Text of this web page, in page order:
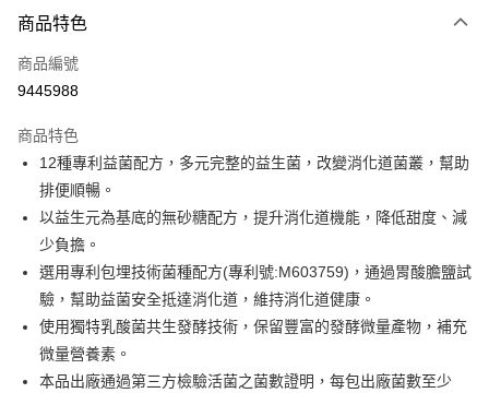
大哥付你分期
【大哥付你分期使用說明】
1.本服務由台灣大哥大提供，台灣大哥大用戶可立即使用無須另外申請。
流程，驗證手機門號後，選擇欲分期的期數、繳款截止日，確認付款後即完
成交易。
3.實際核准額度、可分期數及費用金額請依後續交易確認頁面所載為準。
4.訂單成立30分鐘內，如未前往確認交易或遇審核未通過，訂單將自動取
法說明評估內容。
【繳款方式說明】
1.分期款項不併入電信帳單，「大哥付你分期」於每月結算日後寄送繳費提
醒簡訊。
2.透過簡訊連結打開帳單後，可選擇「超商條碼／台灣大直營門市／銀行轉
帳／街口支付／iPASS MONEY」等通路繳費。
【注意事項】
1.本服務係由「台灣大哥大股份有限公司」（以下簡稱本公司）所提供，讓
AFTEE先享後付
【關於「AFTEE先享後付」】
AFTEE先享後付是「在收到商品之後才付款」的支付方式。 讓您購物簡單
便利好安心！
１．簡單：不需註冊會員、不需綁卡、不需儲值。
２．便利：只要手機號碼，簡訊認證，即可結帳。
３．安心：先確認商品／服務後，再付款。
【「AFTEE先享後付」結帳流程】
１．於結帳方式選擇「AFTEE先享後付」後，將跳轉至「AFTEE先享後付」
２．訂單成立數日內，您將收到繳費通知簡訊。
３．收到繳費通知簡訊後14天內，點擊此簡訊中的連結，可透過四大超商／
ATM／網路銀行／等多元方式進行付款，方視為交易完成。
ATM付款
全家取貨付款
每筆NT$65，滿NT$1,300(含以上)免運費
7-11取貨付款
宅配
商品特色
商品編號
9445988
商品特色
12種專利益菌配方，多元完整的益生菌，改變消化道菌叢，幫助
排便順暢。
以益生元為基底的無砂糖配方，提升消化道機能，降低甜度、減
少負擔。
選用專利包埋技術菌種配方(專利號:M603759)，通過胃酸膽鹽試
驗，幫助益菌安全抵達消化道，維持消化道健康。
使用獨特乳酸菌共生發酵技術，保留豐富的發酵微量產物，補充
微量營養素。
本品出廠通過第三方檢驗活菌之菌數證明，每包出廠菌數至少